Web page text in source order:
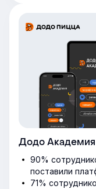
Додо Академия
90%
поставили
71%